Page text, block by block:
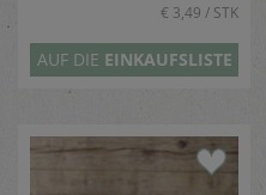
€ 3,49 / STK
AUF DIE EINKAUFSLISTE